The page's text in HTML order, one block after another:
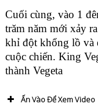
Cuối cùng, vào 1
trăm năm mới xảy
khỉ đột khổng lồ và
cuộc chiến. King
thành Vegeta
Ấn Vào Để Xem Video